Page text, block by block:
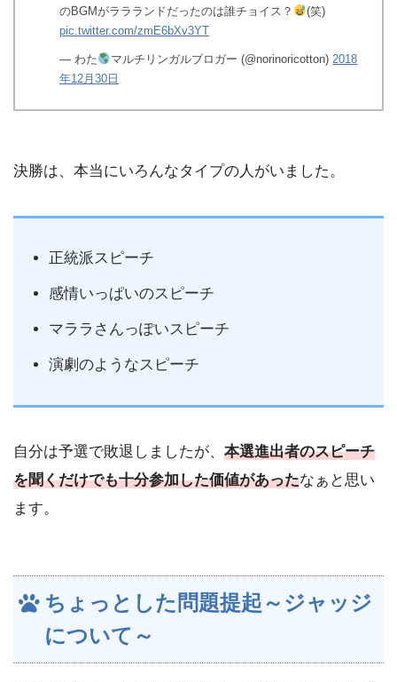
のBGMがララランドだったのは誰チョイス？
(笑)
pic.twitter.com/zmE6bXv3YT
— わた マルチリンガルブロガー (@norinoricotton)2018
年12月30日
決勝は、本当にいろんなタイプの人がいました。
正統派スピーチ
感情いっぱいのスピーチ
マララさんっぽいスピーチ
演劇のようなスピーチ
自分は予選で敗退しましたが、 本選進出者のスピーチ
を聞くだけでも十分参加した価値があったなぁと思い
ます。
ちょっとした問題提起～ジャッジ
について～